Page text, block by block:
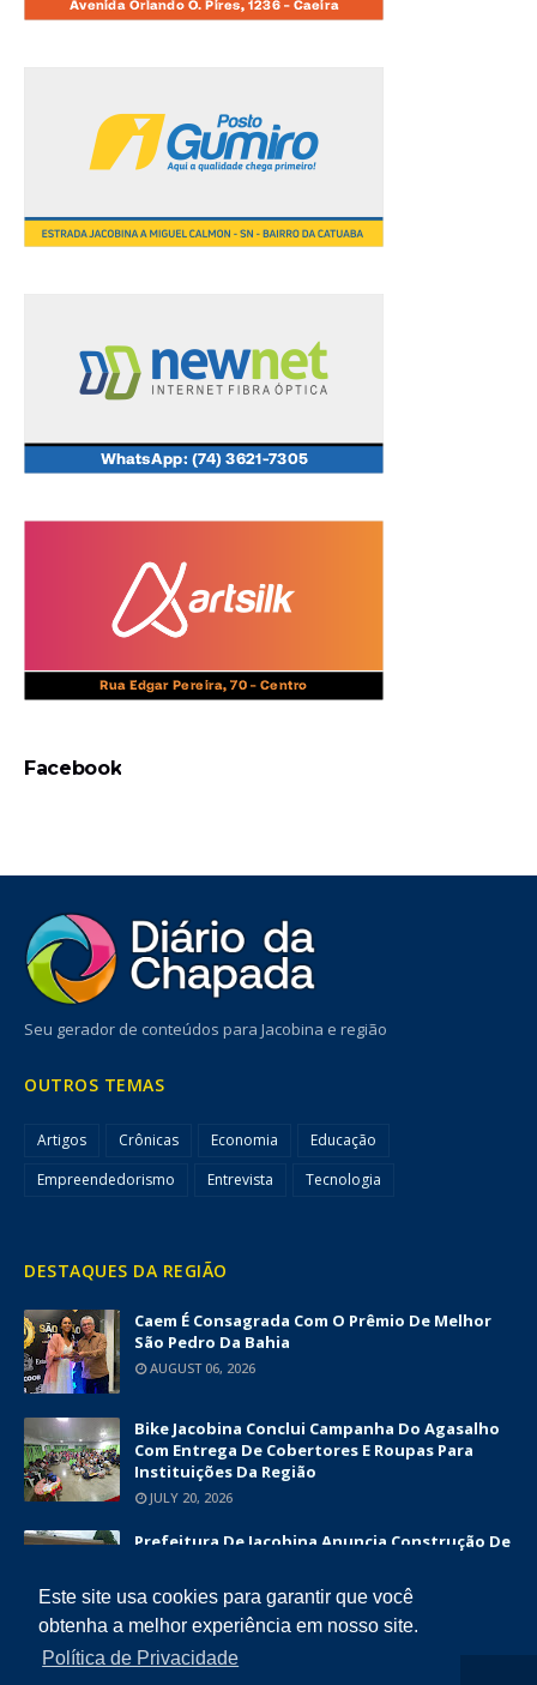
Este site usa cookies para garantir que você
obtenha a melhor experiência em nosso site.
Política de Privacidade
Facebook
Seu gerador de conteúdos para Jacobina e região
OUTROS TEMAS
Artigos Crônicas Economia
Educação
Empreendedorismo
Entrevista Tecnologia
DESTAQUES DA REGIÃO
Caem É Consagrada Com O Prêmio De Melhor
São Pedro Da Bahia
AUGUST 06, 2026
Bike Jacobina Conclui Campanha Do Agasalho
Com Entrega De Cobertores E Roupas Para
Instituições Da Região
JULY 20, 2026
Prefeitura De Jacobina Anuncia Construção De
JUNE 12, 2026